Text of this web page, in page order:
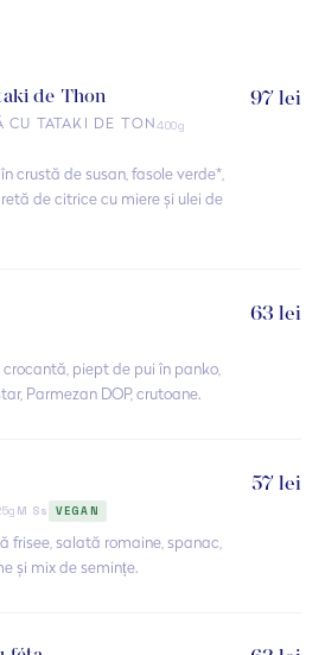
de Thon
CU TATAKI DE TON400g
crustă de susan, fasole verde*,
de citrice cu miere și ulei de
97 lei
piept de pui în panko,
Parmezan DOP, crutoane.
63 lei
M Ss VEGAN
frisee, salată romaine, spanac,
și mix de semințe.
57 lei